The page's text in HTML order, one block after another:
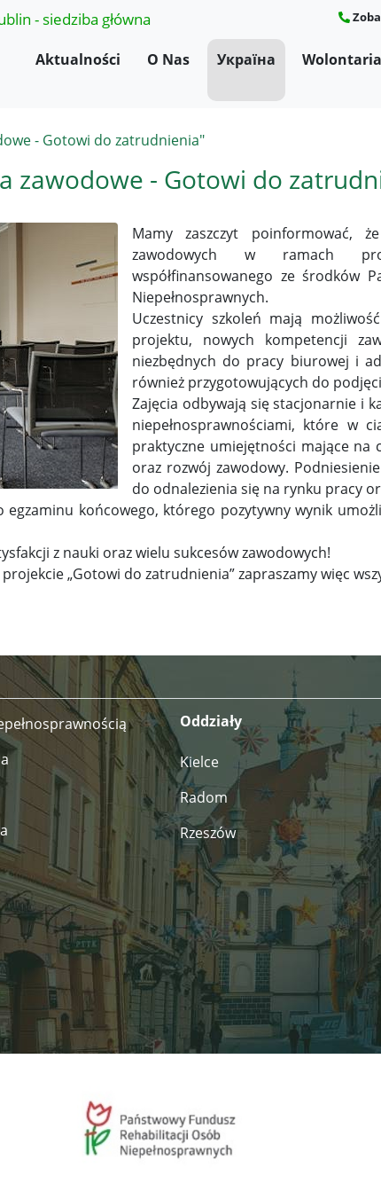
- siedziba główna
Aktualności O Nas Україна
- Gotowi do zatrudnienia"
zawodowe - Gotowi do
Mamy zaszczyt poinformować,
zawodowych w ramach
współfinansowanego ze środków
Niepełnosprawnych.
Uczestnicy szkoleń mają
projektu, nowych kompetencji
niezbędnych do pracy biurowej i
również przygotowujących do
Zajęcia odbywają się stacjonarnie i
niepełnosprawnościami, które w
praktyczne umiejętności mające na
oraz rozwój zawodowy.
do odnalezienia się na rynku pracy
egzaminu końcowego, którego pozytywny wynik
z nauki oraz wielu sukcesów zawodowych!
„Gotowi do zatrudnienia” zapraszamy więc
Oddziały
Kielce
Radom
Rzeszów